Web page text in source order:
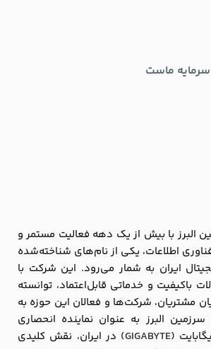
سرمایه ماست
البرز با بیش از یک دهه فعالیت مستمر و
اطلاعات، یکی از نام‌های شناخته‌شده
ایران به شمار می‌رود. این شرکت با
باکیفیت و خدماتی قابل‌اعتماد، توانسته
مشتریان، شرکت‌ها و فعالان این حوزه به
البرز به عنوان نماینده انحصاری
(
GIGABYTE) در ایران، نقش کلیدی